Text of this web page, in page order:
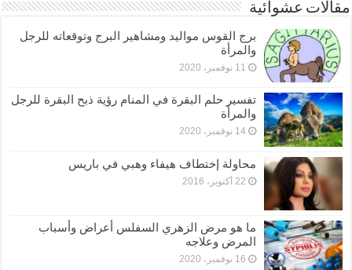
مقالات عشوائية
برج القوس مواليد ومشاهير البرج وتوقعاته للرجل
والمرأة
11 نوفمبر، 2020
تفسير حلم البقرة في المنام رؤية ذبح البقرة للرجل
والمرأة
14 نوفمبر، 2020
محاولة إختطاف هيفاء وهبي في باريس
22 أكتوبر، 2016
ما هو مرض الزهري السفلس أعراض وأسباب
المرض وعلاجه
16 نوفمبر، 2020